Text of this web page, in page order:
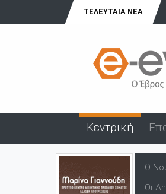
ΤΕΛΕΥΤΑΊΑ ΝΈΑ
13η Λευκή Νύχτα
Κεντρική
Ο
Οι